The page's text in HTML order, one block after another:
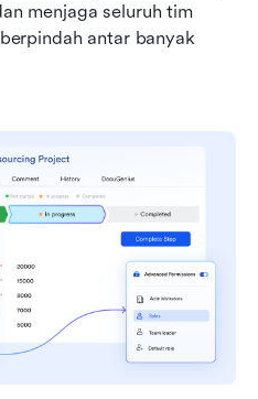
menjaga seluruh tim
antar banyak